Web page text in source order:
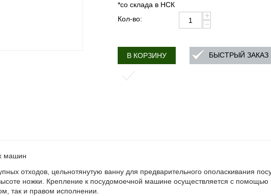
*со склада в НСК
Кол-во:
+
−
В КОРЗИНУ БЫСТРЫЙ ЗАКАЗ
машин
отходов, цельнотянутую ванну для предварительного ополаскивания
ножки. Крепление к посудомоечной машине осуществляется с помощью
так и правом исполнении.